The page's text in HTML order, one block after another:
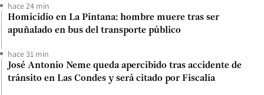
hace 24 min
Homicidio en La Pintana: hombre muere tras ser
apuñalado en bus del transporte público
hace 31 min
José Antonio Neme queda apercibido tras accidente de
tránsito en Las Condes y será citado por Fiscalía